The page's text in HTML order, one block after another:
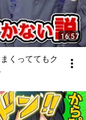
16:57
くっててもク